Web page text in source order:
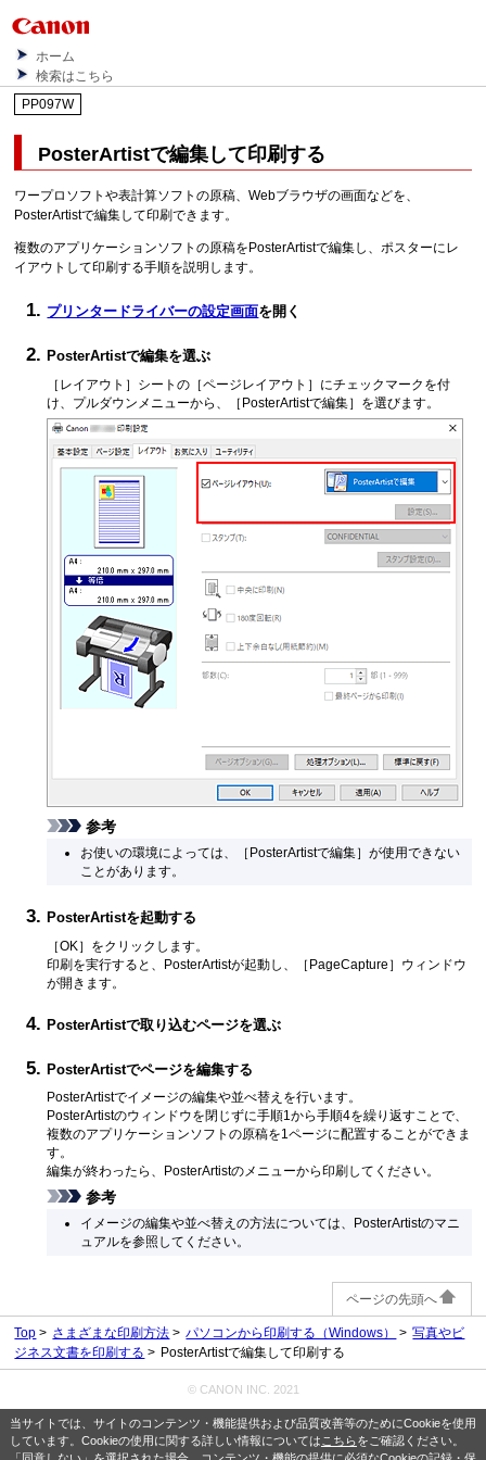
当サイトでは、サイトのコンテンツ・機能提供および品質改善等のためにCookieを使用
しています。Cookieの使用に関する詳しい情報については こちらをご確認ください。
「同意しない」を選択された場合、コンテンツ・機能の提供に必須なCookieの記録・保
ホーム
検索はこちら
PP097W
PosterArtistで編集して印刷する
ワープロソフトや表計算ソフトの原稿、Webブラウザの画面などを、
PosterArtistで編集して印刷できます。
複数のアプリケーションソフトの原稿を PosterArtistで編集し、ポスターにレ
イアウトして印刷する手順を説明します。
プリンタードライバーの設定画面を開く
PosterArtistで編集を選ぶ
［レイアウト］ シートの ［ページレイアウト］ にチェックマークを付
け、プルダウンメニューから、
［PosterArtistで編集］ を選びます。
参考
お使いの環境によっては、 ［PosterArtistで編集］ が使用できない
ことがあります。
PosterArtistを起動する
［OK］ をクリックします。
印刷を実行すると、
PosterArtistが起動し、 ［PageCapture］ ウィンドウ
が開きます。
PosterArtistで取り込むページを選ぶ
PosterArtistでページを編集する
PosterArtistでイメージの編集や並べ替えを行います。
PosterArtistのウィンドウを閉じずに手順1から手順4を繰り返すことで、
複数のアプリケーションソフトの原稿を1ページに配置することができま
す。
編集が終わったら、
PosterArtistのメニューから印刷してください。
参考
イメージの編集や並べ替えの方法については、 PosterArtistのマニ
ュアルを参照してください。
ページの先頭へ
Top さまざまな印刷方法 パソコンから印刷する（Windows）
写真やビ
ジネス文書を印刷する
PosterArtistで編集して印刷する
© CANON INC. 2021